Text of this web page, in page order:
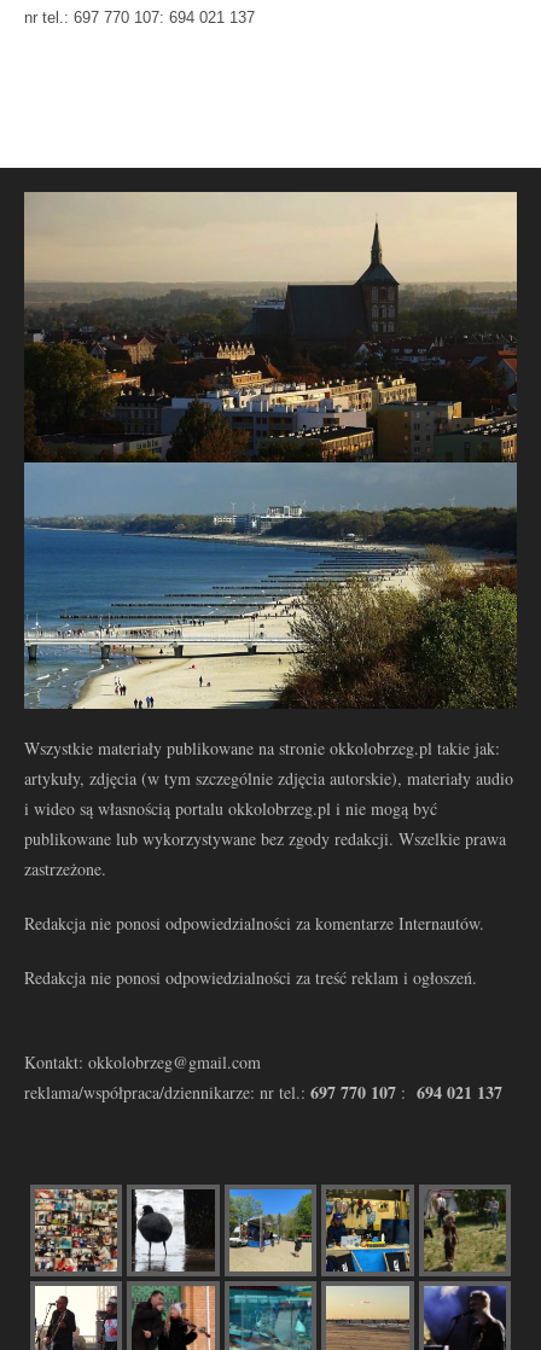
nr tel.: 697 770 107: 694 021 137
Wszystkie materiały publikowane na stronie okkolobrzeg.pl takie jak:
artykuły, zdjęcia (w tym szczególnie zdjęcia autorskie), materiały audio
i wideo są własnością portalu okkolobrzeg.pl i nie mogą być
publikowane lub wykorzystywane bez zgody redakcji. Wszelkie prawa
zastrzeżone.
Redakcja nie ponosi odpowiedzialności za komentarze Internautów.
Redakcja nie ponosi odpowiedzialności za treść reklam i ogłoszeń.
Kontakt: okkolobrzeg@gmail.com
reklama/współpraca/dziennikarze: nr tel.: 697 770 107 : 694 021 137